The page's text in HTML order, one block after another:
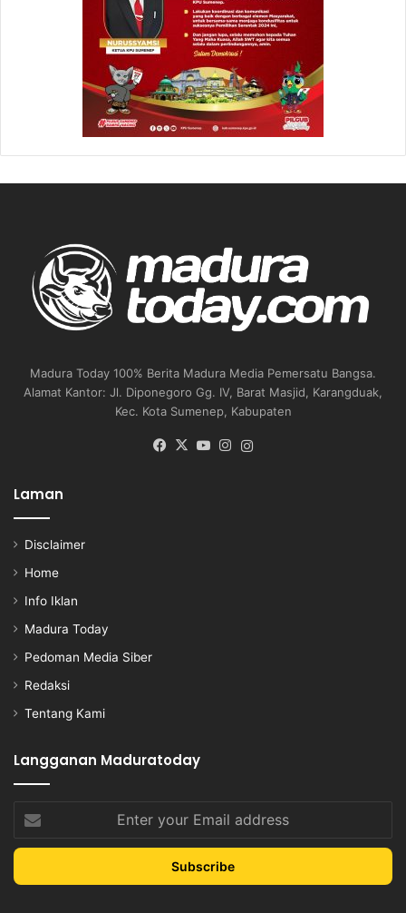
Madura Today 100% Berita Madura Media Pemersatu Bangsa.
Alamat Kantor: Jl. Diponegoro Gg. IV, Barat Masjid, Karangduak,
Kec. Kota Sumenep, Kabupaten
Facebook
X YouTubeInstagram
Laman
Disclaimer
Home
Info Iklan
Madura Today
Pedoman Media Siber
Redaksi
Tentang Kami
Langganan Maduratoday
your
Email